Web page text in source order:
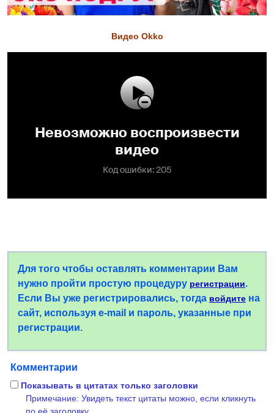
Видео Okko
Для того чтобы оставлять комментарии Вам
нужно пройти простую процедуру регистрации.
Если Вы уже регистрировались, тогда войдите на
сайт, используя e-mail и пароль, указанные при
регистрации.
Комментарии
Показывать в цитатах только заголовки
Примечание: Увидеть текст цитаты можно, если кликнуть